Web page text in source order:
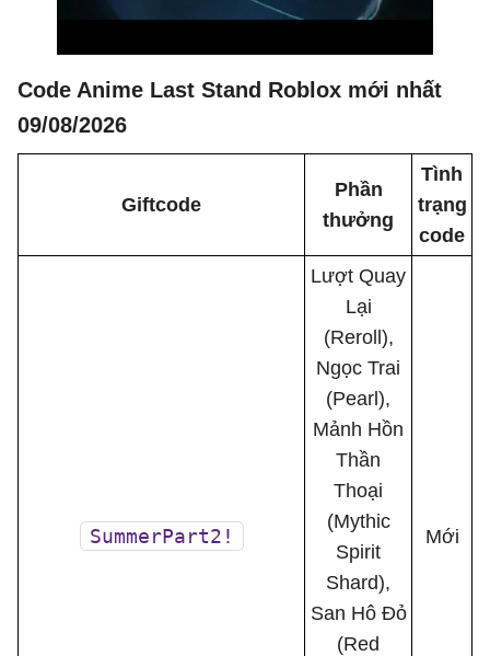
Code Anime Last Stand Roblox mới nhất
09/08/2026
Giftcode
Phần
thưởng
Tình
trạng
code
SummerPart2!
Lượt Quay
Lại
(Reroll),
Ngọc Trai
(Pearl),
Mảnh Hồn
Thần
Thoại
(Mythic
Spirit
Shard),
San Hô Đỏ
(Red
Mới